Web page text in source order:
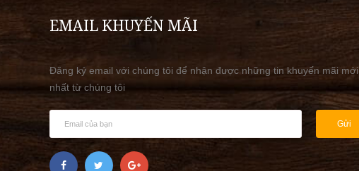
EMAIL KHUYẾN MÃI
Đăng ký email với chúng tôi để nhận được những tin khuyến mãi mới
nhất từ chúng tôi
Gửi